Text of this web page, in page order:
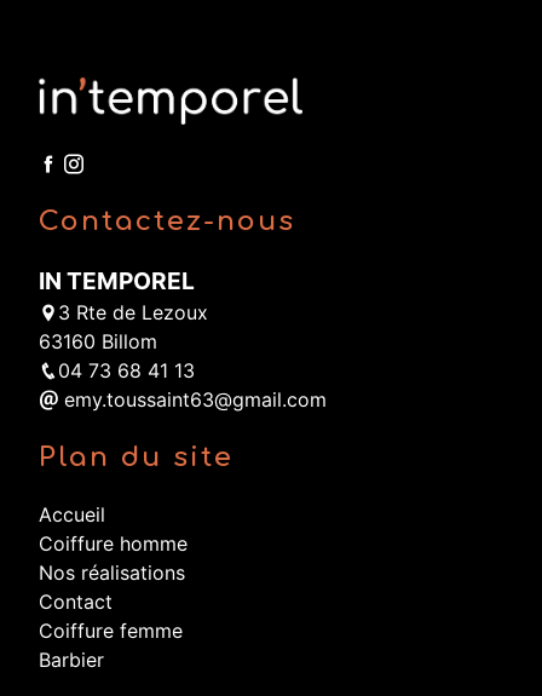
Contactez-nous
IN TEMPOREL
3 Rte de Lezoux
63160 Billom
04 73 68 41 13
emy.toussaint63@gmail.com
Plan du site
Accueil
Coiffure homme
Nos réalisations
Contact
Coiffure femme
Barbier